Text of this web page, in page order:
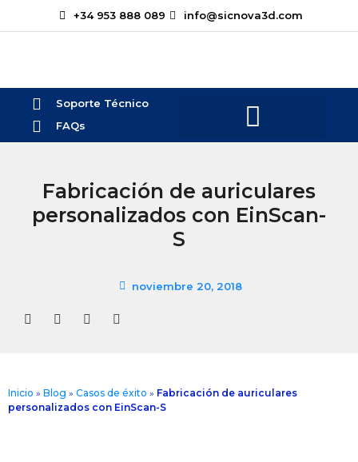
+34 953 888 089 info@sicnova3d.com
Soporte Técnico
FAQs
Fabricación de auriculares
personalizados con EinScan-
S
noviembre 20, 2018
Inicio » Blog » Casos de éxito » Fabricación de auriculares
personalizados con EinScan-S